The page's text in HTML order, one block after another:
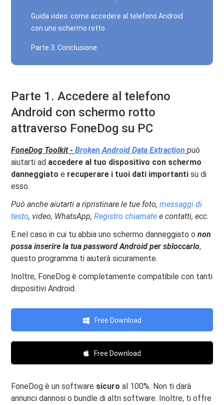
Guida video: come accedere al telefono Android
con uno schermo rotto
Parte 3. Conclusione
Parte 1. Accedere al telefono
Android con schermo rotto
attraverso FoneDog su PC
FoneDog Toolkit -Broken Android Data Extraction può
aiutarti ad accedere al tuo dispositivo con schermo
danneggiato e recuperare i tuoi dati importanti su di
esso.
Può anche aiutarti a ripristinare le tue foto,messaggi di
testo, video, WhatsApp,Registro chiamate e contatti, ecc.
E nel caso in cui tu abbia uno schermo danneggiato onon
possa inserire la tua password Android per sbloccarlo,
questo programma ti aiuterà sicuramente.
Inoltre, FoneDog è completamente compatibile con tanti
dispositivi Android.
Free Download
Free Download
FoneDog è un software sicuroal 100%. Non ti darà
annunci dannosi o bundle di altri software. Inoltre, ti offre